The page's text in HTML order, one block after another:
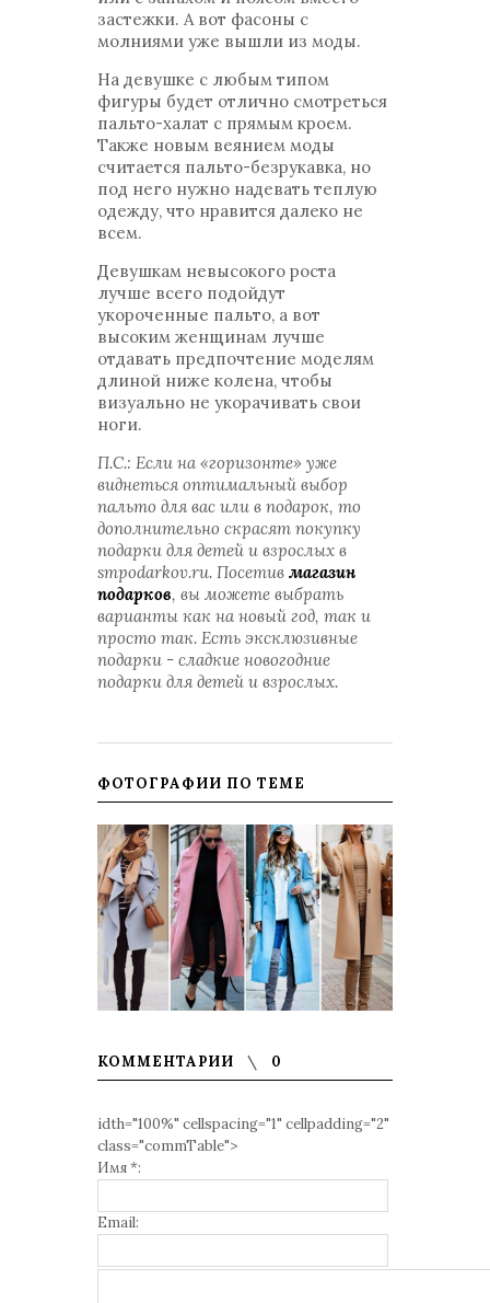
застежки. А вот фасоны с
молниями уже вышли из моды.
На девушке с любым типом
фигуры будет отлично смотреться
пальто-халат с прямым кроем.
Также новым веянием моды
считается пальто-безрукавка, но
под него нужно надевать теплую
одежду, что нравится далеко не
всем.
Девушкам невысокого роста
лучше всего подойдут
укороченные пальто, а вот
высоким женщинам лучше
отдавать предпочтение моделям
длиной ниже колена, чтобы
визуально не укорачивать свои
ноги.
П.С.: Если на «горизонте» уже
виднеться оптимальный выбор
пальто для вас или в подарок, то
дополнительно скрасят покупку
подарки для детей и взрослых в
smpodarkov.ru. Посетив магазин
подарков, вы можете выбрать
варианты как на новый год, так и
просто так. Есть эксклюзивные
подарки - сладкие новогодние
подарки для детей и взрослых.
ФОТОГРАФИИ ПО ТЕМЕ
КОММЕНТАРИИ 0
idth="100%" cellspacing="1" cellpadding="2"
class="commTable">
Имя *:
Email: